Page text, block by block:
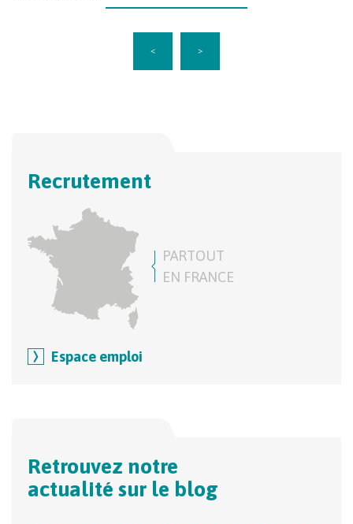
Recrutement
PARTOUT
EN FRANCE
Espace emploi
Retrouvez notre
actualité sur le blog
< >